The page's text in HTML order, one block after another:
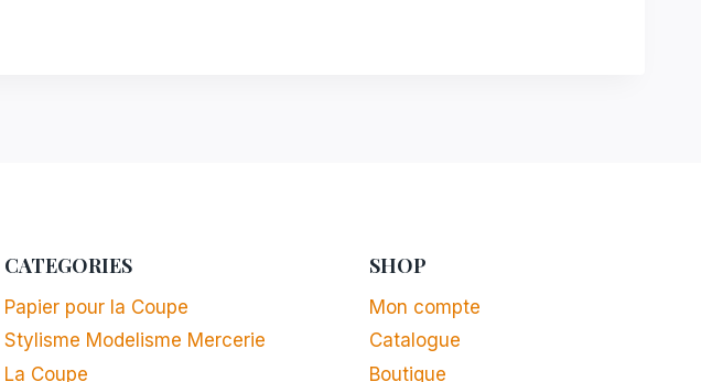
CATEGORIES
Papier pour la Coupe
Stylisme Modelisme Mercerie
La Coupe
SHOP
Mon compte
Catalogue
Boutique